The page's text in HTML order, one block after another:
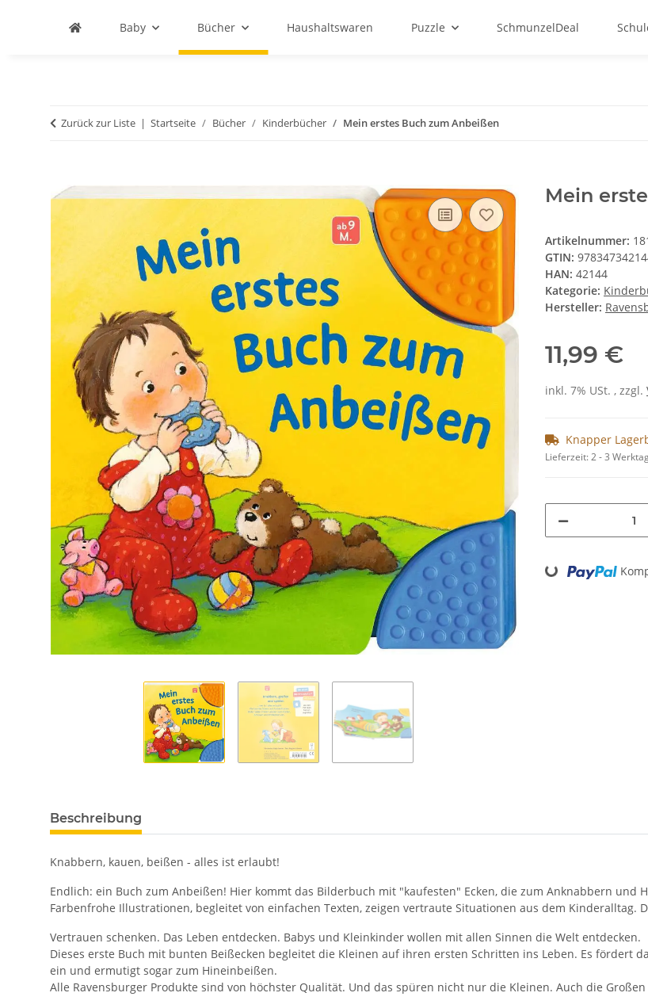
Baby Bücher Haushaltswaren Puzzle SchmunzelDeal
Zurück zur Liste Startseite Bücher Kinderbücher Mein erstes Buch zum Anbeißen
Mein
Artikelnummer:
GTIN:
HAN: 42144
Kategorie:
Hersteller:
11,99 €
inkl. 7% USt. , zzgl.
Knapper
Lieferzeit:2 - 3
Loading...
Beschreibung
Knabbern, kauen, beißen - alles ist erlaubt!
Endlich: ein Buch zum Anbeißen! Hier kommt das Bilderbuch mit "kaufesten" Ecken, die zum Anknabbern und
Farbenfrohe Illustrationen, begleitet von einfachen Texten, zeigen vertraute Situationen aus dem Kinderalltag.
Vertrauen schenken. Das Leben entdecken. Babys und Kleinkinder wollen mit allen Sinnen die Welt entdecken.
Dieses erste Buch mit bunten Beißecken begleitet die Kleinen auf ihren ersten Schritten ins Leben. Es fördert
ein und ermutigt sogar zum Hineinbeißen.
Alle Ravensburger Produkte sind von höchster Qualität. Und das spüren nicht nur die Kleinen. Auch die